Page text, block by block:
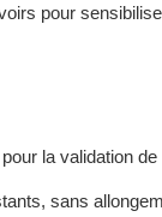
pour
la validation de
sans